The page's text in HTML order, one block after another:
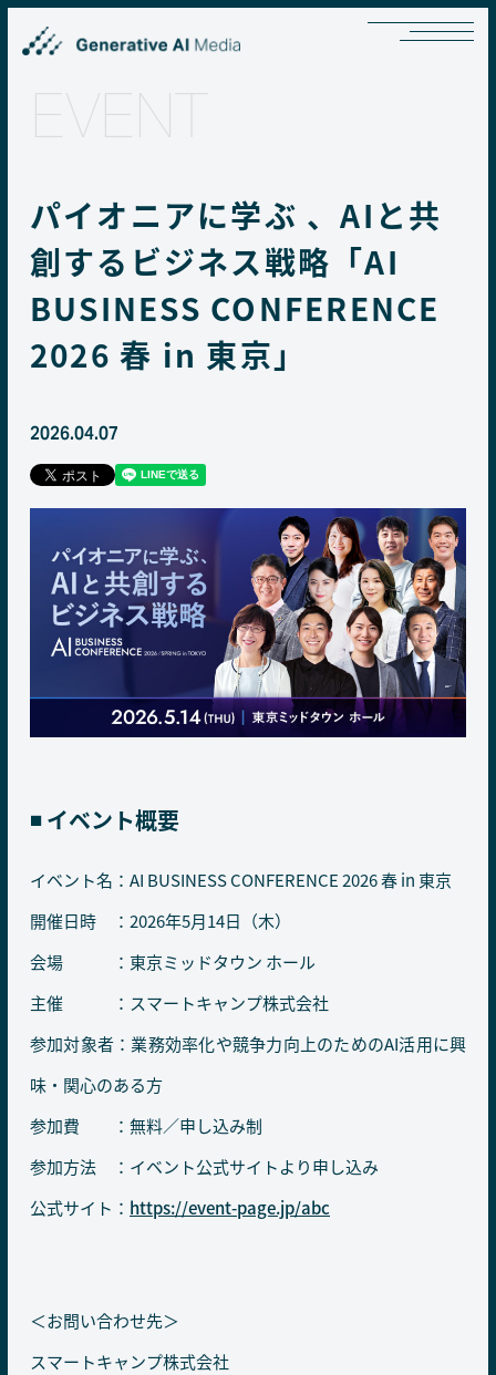
EVENT
パイオニアに学ぶ 、AIと共
創するビジネス戦略「AI
BUSINESS CONFERENCE
2026 春 in 東京」
2026.04.07
◾️ イベント概要
イベント名：AI BUSINESS CONFERENCE 2026 春 in 東京
開催日時 ：2026年5月14日（木）
会場 ：東京ミッドタウン ホール
主催 ：スマートキャンプ株式会社
参加対象者：業務効率化や競争力向上のためのAI活用に興
味・関心のある方
参加費 ：無料／申し込み制
参加方法 ：イベント公式サイトより申し込み
公式サイト： https://event-page.jp/abc
＜お問い合わせ先＞
スマートキャンプ株式会社